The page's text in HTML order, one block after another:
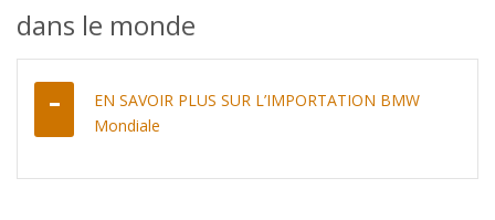
dans le monde
EN SAVOIR PLUS SUR L’IMPORTATION BMW
Mondiale